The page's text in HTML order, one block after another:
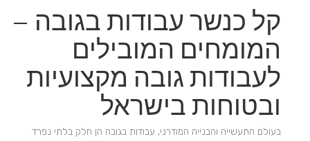
קל כנשר עבודות בגובה –
המומחים המובילים
לעבודות גובה מקצועיות
ובטוחות בישראל
בעולם התעשייה והבנייה המודרני, עבודות בגובה הן חלק בלתי נפרד